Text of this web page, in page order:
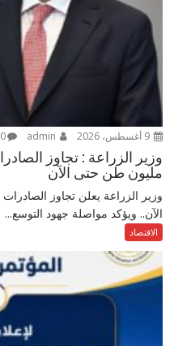
9 أغسطس، 2026 0
مليون طن حتى الآن
الآن.. ويؤكد مواصلة جهود التوسع...
الاقتصاد